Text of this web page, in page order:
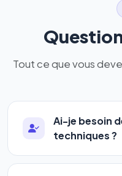
Tout ce que vous
Ai-je besoin
techniques ?
Absolument pas.